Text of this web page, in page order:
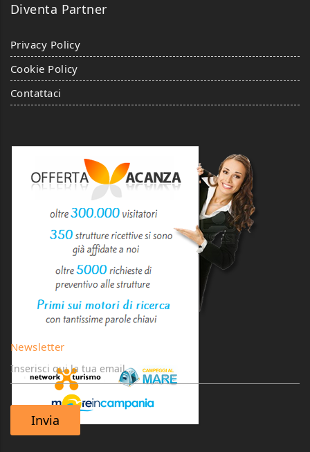
Diventa Partner
Privacy Policy
Cookie Policy
Contattaci
Newsletter